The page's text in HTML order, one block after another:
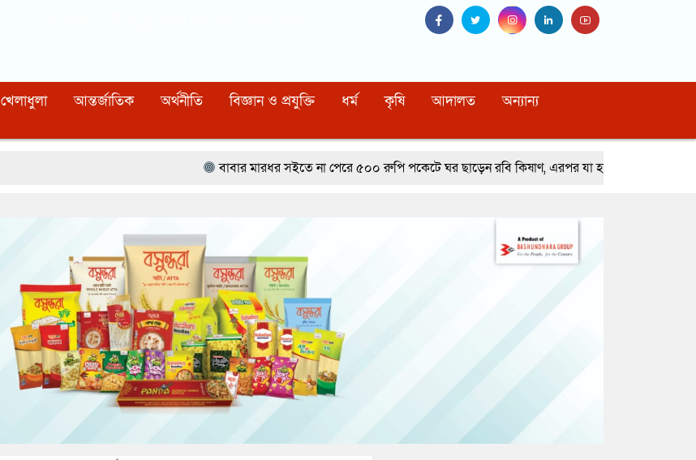
খেলাধুলা আন্তর্জাতিক অর্থনীতি বিজ্ঞান ও প্রযুক্তি ধর্ম কৃষি আদালত অন্যান্য
বাবার মারধর সইতে না পেরে ৫০০ রুপি পকেটে ঘর ছাড়েন রবি কিষাণ, এরপর যা হলো… নাইটক্লাবে মারামারি করে